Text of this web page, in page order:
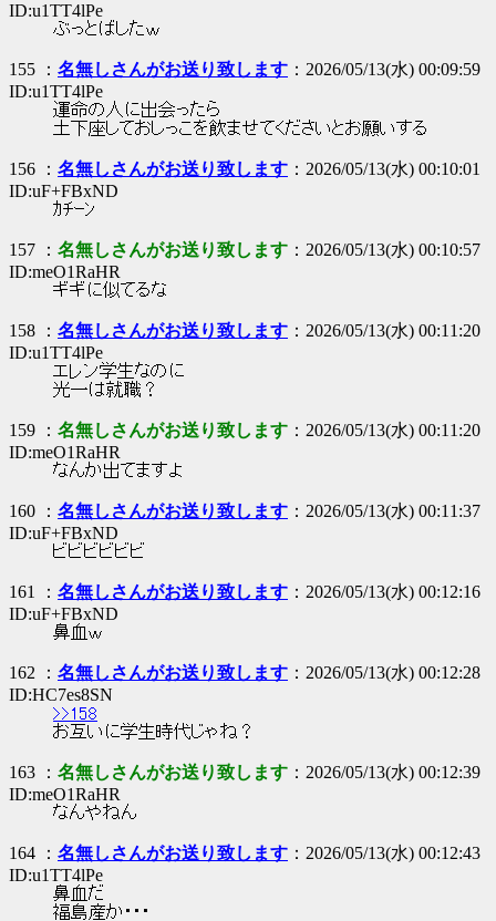
ID:u1TT4lPe
ぶっとばしたｗ
155 ： 名無しさんがお送り致します ：2026/05/13(水) 00:09:59
ID:u1TT4lPe
運命の人に出会ったら
土下座しておしっこを飲ませてくださいとお願いする
156 ： 名無しさんがお送り致します ：2026/05/13(水) 00:10:01
ID:uF+FBxND
ｶﾁｰﾝ
157 ： 名無しさんがお送り致します ：2026/05/13(水) 00:10:57
ID:meO1RaHR
ギギに似てるな
158 ： 名無しさんがお送り致します ：2026/05/13(水) 00:11:20
ID:u1TT4lPe
エレン学生なのに
光一は就職？
159 ： 名無しさんがお送り致します ：2026/05/13(水) 00:11:20
ID:meO1RaHR
なんか出てますよ
160 ： 名無しさんがお送り致します ：2026/05/13(水) 00:11:37
ID:uF+FBxND
ビビビビビビ
161 ： 名無しさんがお送り致します ：2026/05/13(水) 00:12:16
ID:uF+FBxND
鼻血ｗ
162 ： 名無しさんがお送り致します ：2026/05/13(水) 00:12:28
ID:HC7es8SN
>>158
お互いに学生時代じゃね？
163 ： 名無しさんがお送り致します ：2026/05/13(水) 00:12:39
ID:meO1RaHR
なんやねん
164 ： 名無しさんがお送り致します ：2026/05/13(水) 00:12:43
ID:u1TT4lPe
鼻血だ
福島産か・・・